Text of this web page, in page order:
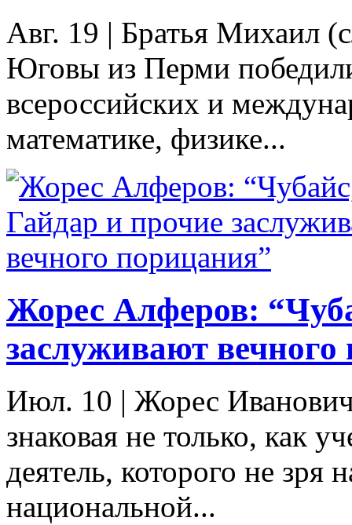
Авг. 19 | Братья Михаил
Юговы из Перми
всероссийских и
математике, физике...
Жорес Алферов:
заслуживают
Июл. 10 | Жорес
знаковая не только, как
деятель, которого не зря
национальной...